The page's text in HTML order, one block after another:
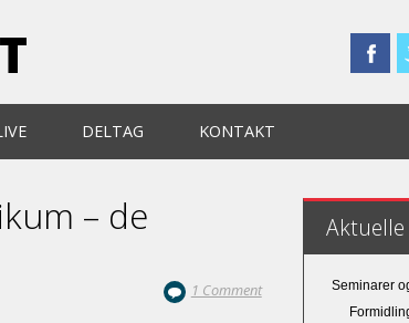
DELTAG KONTAKT
– de
1 Comment
Seminarer